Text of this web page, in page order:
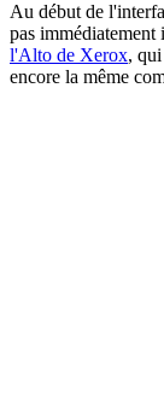
Au début de
pas
l'Alto de Xerox,
encore la même